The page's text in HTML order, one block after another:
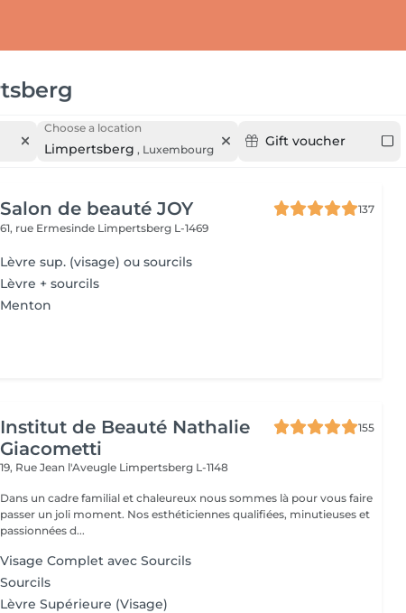
Choose a location
Limpertsberg , Luxembourg
Gift voucher
Salon de beauté JOY
137
61, rue Ermesinde Limpertsberg L-1469
Lèvre sup. (visage) ou sourcils
Lèvre + sourcils
Menton
Institut de Beauté Nathalie
Giacometti
155
19, Rue Jean l'Aveugle Limpertsberg L-1148
Dans un cadre familial et chaleureux nous sommes là pour vous faire
passer un joli moment. Nos esthéticiennes qualifiées, minutieuses et
passionnées d...
Visage Complet avec Sourcils
Sourcils
Lèvre Supérieure (Visage)